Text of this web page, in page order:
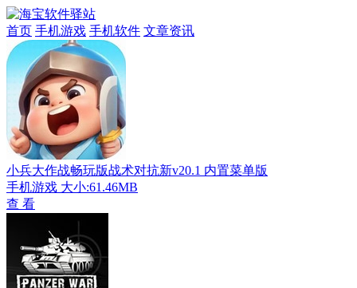
首页 手机游戏 手机软件 文章资讯
小兵大作战畅玩版战术对抗新v20.1 内置菜单版
手机游戏 大小:61.46MB
查 看